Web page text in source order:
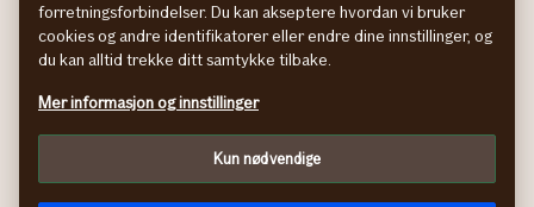
Om If
Om If
Jobb hos oss
Presse
Kontakt If
Kundeservice
Presse
Bedrift
forretningsforbindelser. Du kan akseptere hvordan vi bruker
cookies og andre identifikatorer eller endre dine innstillinger, og
du kan alltid trekke ditt samtykke tilbake.
Mer informasjon og innstillinger
Kun nødvendige